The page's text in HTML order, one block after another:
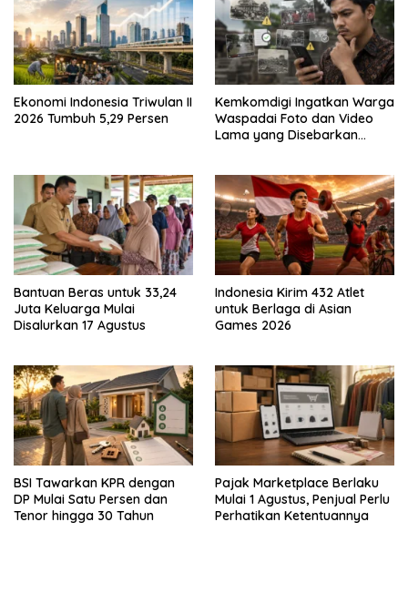
Ekonomi Indonesia Triwulan II
2026 Tumbuh 5,29 Persen
Kemkomdigi Ingatkan Warga
Waspadai Foto dan Video
Lama yang Disebarkan
Bantuan Beras untuk 33,24
Juta Keluarga Mulai
Disalurkan 17 Agustus
Indonesia Kirim 432 Atlet
untuk Berlaga di Asian
Games 2026
BSI Tawarkan KPR dengan
DP Mulai Satu Persen dan
Tenor hingga 30 Tahun
Pajak Marketplace Berlaku
Mulai 1 Agustus, Penjual Perlu
Perhatikan Ketentuannya